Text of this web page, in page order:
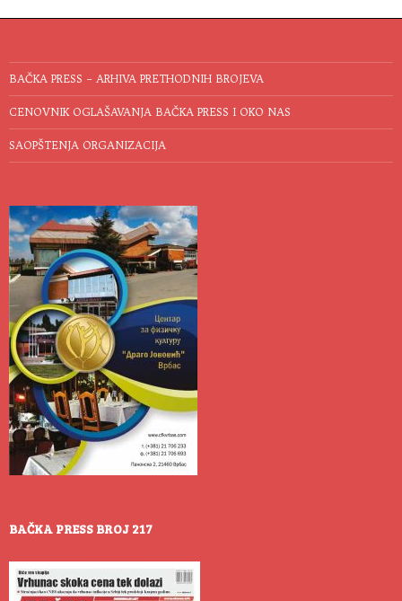
BAČKA PRESS – ARHIVA PRETHODNIH BROJEVA
CENOVNIK OGLAŠAVANJA BAČKA PRESS I OKO NAS
SAOPŠTENJA ORGANIZACIJA
BAČKA PRESS BROJ 217